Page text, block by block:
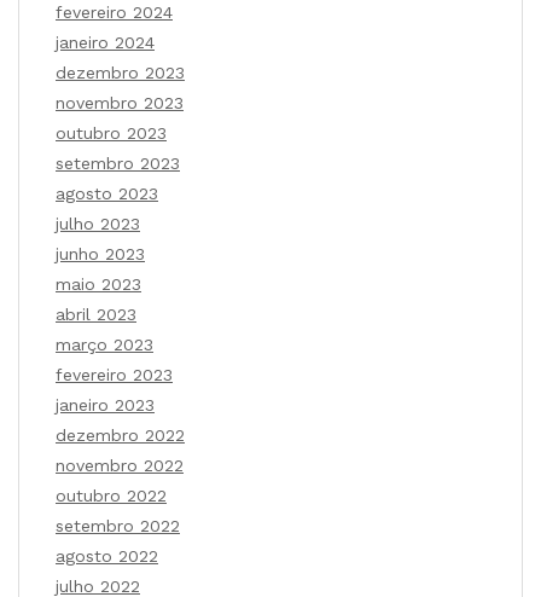
fevereiro 2024
janeiro 2024
dezembro 2023
novembro 2023
outubro 2023
setembro 2023
agosto 2023
julho 2023
junho 2023
maio 2023
abril 2023
março 2023
fevereiro 2023
janeiro 2023
dezembro 2022
novembro 2022
outubro 2022
setembro 2022
agosto 2022
julho 2022